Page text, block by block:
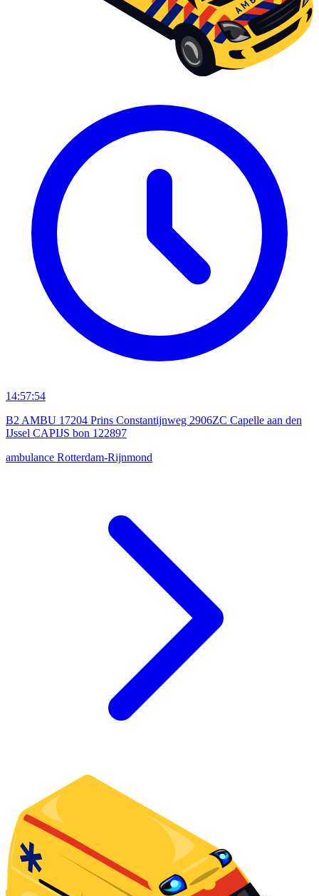
14:57:54
B2 AMBU 17204 Prins Constantijnweg 2906ZC Capelle aan den
IJssel CAPIJS bon 122897
ambulance Rotterdam-Rijnmond